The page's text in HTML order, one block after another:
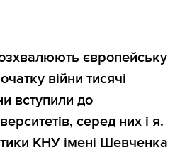
європейську
війни тисячі
вступили до
серед них і я.
КНУ імені Шевченка